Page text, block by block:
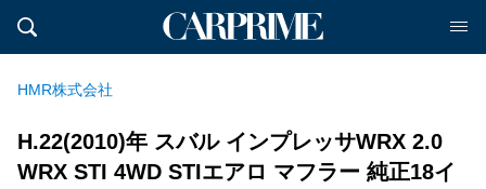
HMR株式会社
H.22(2010)年 スバル インプレッサWRX 2.0
WRX STI 4WD STIエアロ マフラー 純正18イ